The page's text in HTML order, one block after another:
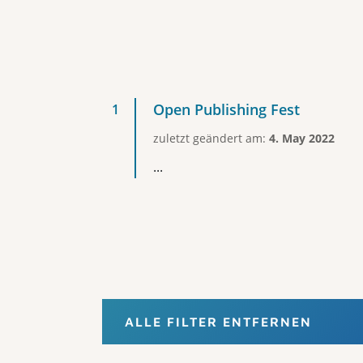
Open Publishing Fest
zuletzt geändert am: 4. May 2022
...
ALLE FILTER ENTFERNEN